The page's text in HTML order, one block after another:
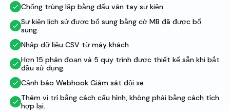
Chống trùng lặp bằng dấu vân tay sự kiện
Sự kiện lịch sử được bổ sung bằng cờ MB đã được bổ
sung.
Nhập dữ liệu CSV từ máy khách
Hơn 15 phân đoạn và 5 quy trình được thiết kế sẵn khi bắt
đầu sử dụng.
Cảnh báo Webhook Giám sát đội xe
Thêm vị trí bằng cách cấu hình, không phải bằng cách tích
hợp lại.